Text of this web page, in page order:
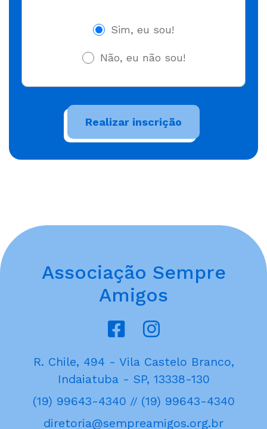
Sim, eu sou!
Não, eu não sou!
Associação Sempre
Amigos
R. Chile, 494 - Vila Castelo Branco,
Indaiatuba - SP, 13338-130
(19) 99643-4340 // (19) 99643-4340
diretoria@sempreamigos.org.br